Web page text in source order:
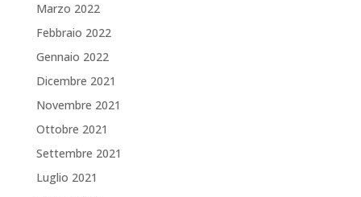
Marzo 2022
Febbraio 2022
Gennaio 2022
Dicembre 2021
Novembre 2021
Ottobre 2021
Settembre 2021
Luglio 2021